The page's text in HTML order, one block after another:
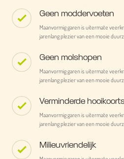
Geen moddervoeten
Maanvormig garen is uitermate
jarenlang plezier van een mooie
Geen molshopen
Maanvormig garen is uitermate
jarenlang plezier van een mooie
Verminderde
Maanvormig garen is uitermate
jarenlang plezier van een mooie
Milieuvriendelijk